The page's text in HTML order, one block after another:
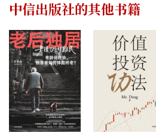
中信出版社的其他书籍